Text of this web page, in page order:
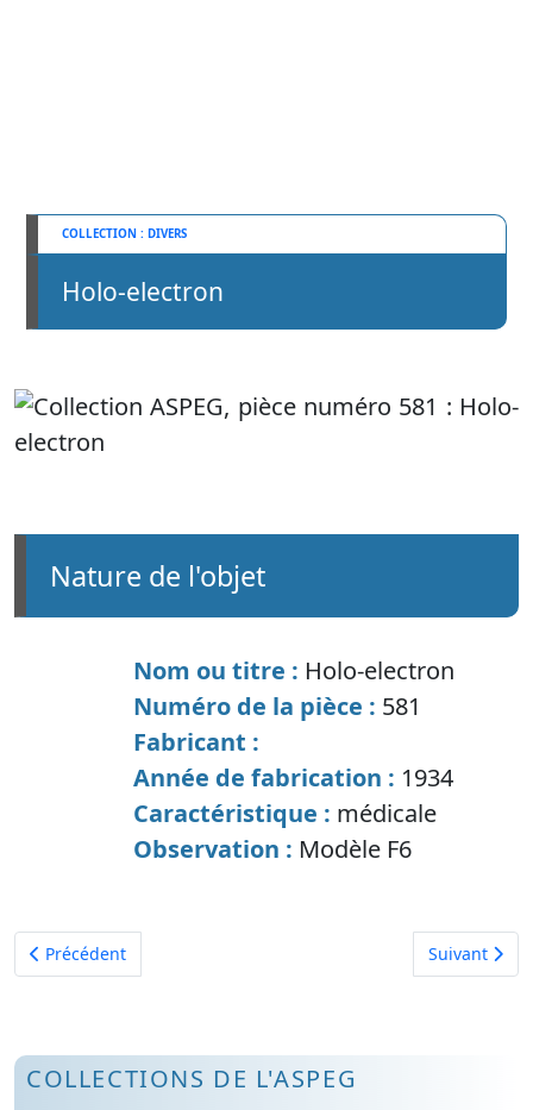
DIVERS
Holo-electron
nature de l'objet
Nom ou titre : Holo-electron
Numéro de la pièce : 581
Fabricant :
Année de fabrication : 1934
Caractéristique : médicale
Observation : Modèle F6
Article précédent : PILE GRENET alias PILE BOUTEILLE
Précédent Article
Suivant
COLLECTIONS DE L'ASPEG